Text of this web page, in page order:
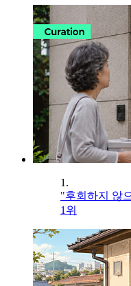
1.
"후회하지 않
1위